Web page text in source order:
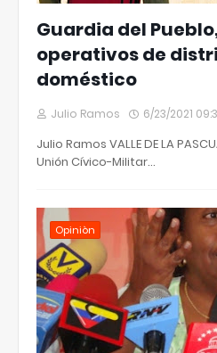
Guardia del
operativos de
doméstico
Julio Ramos 6/23/2021
Julio Ramos VALLE DE LA
Unión Cívico-Militar…
Opiniòn